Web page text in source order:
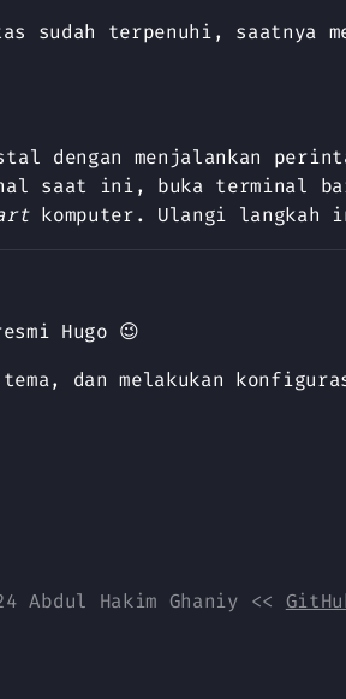
sudah terpenuhi, saatnya
dengan menjalankan
saat ini, buka terminal
komputer. Ulangi
Hugo 😉
dan melakukan
Abdul Hakim Ghaniy <<